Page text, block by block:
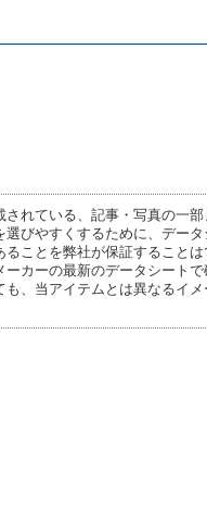
れている、記事・写真の一
選びやすくするために、デー
ことを弊社が保証することは
カーの最新のデータシート
も、当アイテムとは異なるイ